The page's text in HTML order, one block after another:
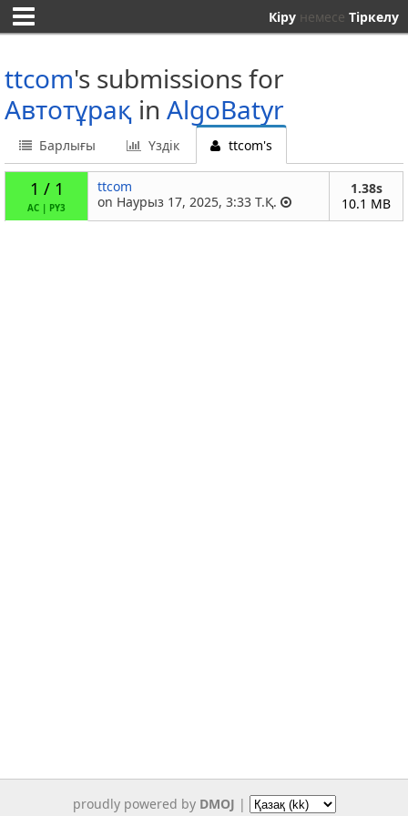
Кіру немесе Тіркелу
ttcom's submissions for
Автотұрақ in AlgoBatyr
Барлығы Үздік ttcom's
1 / 1
AC | PY3
ttcom
on Наурыз 17, 2025, 3:33 Т.Қ.
1.38s
10.1 MB
proudly powered by DMOJ |